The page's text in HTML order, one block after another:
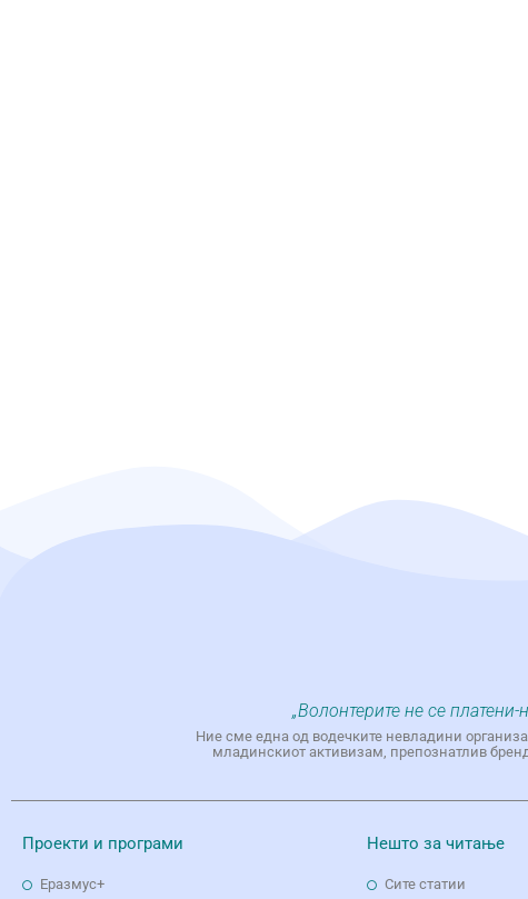
„Волонтерите не се
Ние сме една од водечките невладини
младинскиот активизам, препознатлив
Проекти и програми
Еразмус+
Нешто за читање
Сите статии